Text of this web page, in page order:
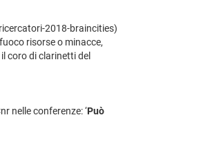
2018-braincities)
risorse o minacce,
coro di clarinetti del
nelle conferenze: ‘Può